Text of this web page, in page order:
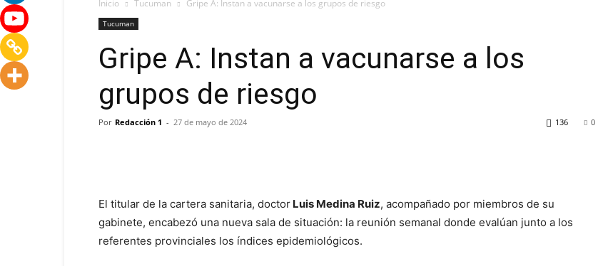
Inicio Tucuman Gripe A: Instan a vacunarse a los grupos de riesgo
Tucuman
Gripe A: Instan a vacunarse a los
grupos de riesgo
Por Redacción 1 - 27 de mayo de 2024 0
136
El titular de la cartera sanitaria, doctor Luis Medina Ruiz, acompañado por miembros de su
gabinete, encabezó una nueva sala de situación: la reunión semanal donde evalúan junto a los
referentes provinciales los índices epidemiológicos.